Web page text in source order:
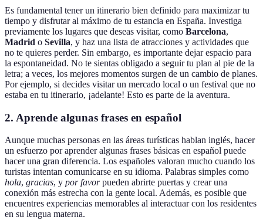
Es fundamental tener un itinerario bien definido para maximizar tu
tiempo y disfrutar al máximo de tu estancia en España. Investiga
previamente los lugares que deseas visitar, como Barcelona,
Madrid o Sevilla, y haz una lista de atracciones y actividades que
no te quieres perder. Sin embargo, es importante dejar espacio para
la espontaneidad. No te sientas obligado a seguir tu plan al pie de la
letra; a veces, los mejores momentos surgen de un cambio de planes.
Por ejemplo, si decides visitar un mercado local o un festival que no
estaba en tu itinerario, ¡adelante! Esto es parte de la aventura.
2. Aprende algunas frases en español
Aunque muchas personas en las áreas turísticas hablan inglés, hacer
un esfuerzo por aprender algunas frases básicas en español puede
hacer una gran diferencia. Los españoles valoran mucho cuando los
turistas intentan comunicarse en su idioma. Palabras simples como
hola, gracias, y por favorpueden abrirte puertas y crear una
conexión más estrecha con la gente local. Además, es posible que
encuentres experiencias memorables al interactuar con los residentes
en su lengua materna.